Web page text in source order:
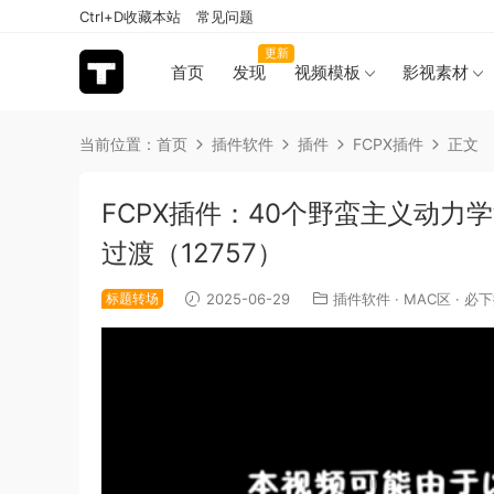
首页 发现
更新
视频模板 影视素材
Ctrl+D收藏本站 常见问题
当前位置： 首页 插件软件 插件 FCPX插件 正文
FCPX插件：40个野蛮主义动力
过渡（12757）
标题转场 2025-06-29 插件软件 · MAC区 · 必